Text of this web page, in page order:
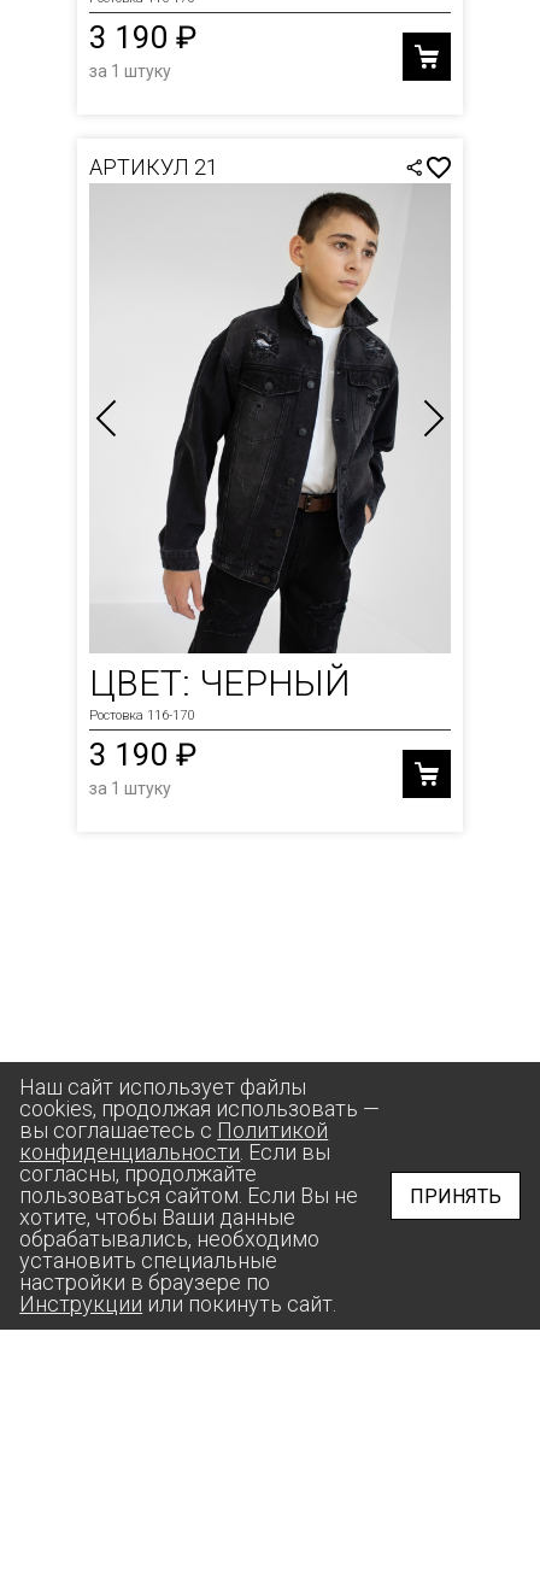
3 190 ₽
за 1 штуку
АРТИКУЛ 21
ЦВЕТ: ЧЕРНЫЙ
Ростовка 116-170
3 190 ₽
за 1 штуку
Наш сайт использует файлы
cookies, продолжая использовать —
вы соглашаетесь с Политикой
конфиденциальности . Если вы
согласны, продолжайте
пользоваться сайтом. Если Вы не
хотите, чтобы Ваши данные
обрабатывались, необходимо
установить специальные
настройки в браузере по
Инструкции или покинуть сайт.
ПРИНЯТЬ